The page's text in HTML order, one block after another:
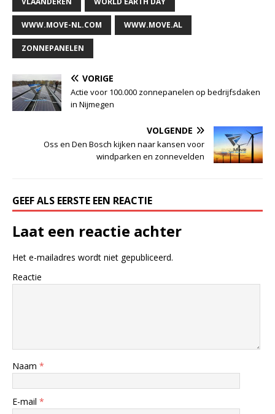
WWW.MOVE-NL.COM WWW.MOVE.AL
ZONNEPANELEN
VORIGE
Actie voor 100.000 zonnepanelen op bedrijfsdaken
in Nijmegen
VOLGENDE
Oss en Den Bosch kijken naar kansen voor
windparken en zonnevelden
GEEF ALS EERSTE EEN REACTIE
Laat een reactie achter
Het e-mailadres wordt niet gepubliceerd.
Reactie
Naam *
E-mail *